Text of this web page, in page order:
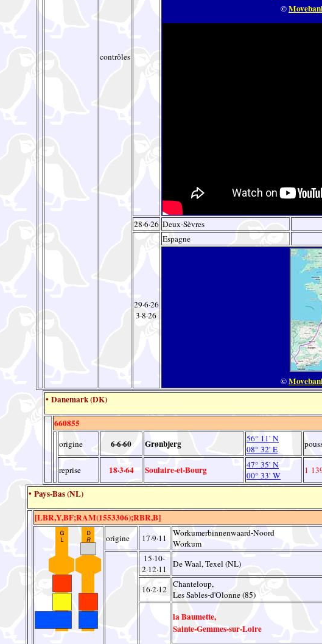
contrôles
©
28·6·26 Deux-Sèvres
29·6·26
3·8·26
Espagne
©
• Danemark (DK)
660855
origine 6·6·60 Grønbjerg
56° 11' N
08° 32' E
reprise 18·3·64 Soulaire-et-Bourg
47° 35' N
00° 33' W
1
• Pays-Bas (NL)
[LBR,Y,BF;RAM(1553306);RBR,B]
origine 17·9·11
Workumerbinnenwaard-Noord
Workum
15·10-
2·12·11
De Waal, Texel (NL)
16·2·12 Chanteloup,
Les Sables-d'Olonne (85)
la Baumette,
Sainte-Gemmes-sur-Loire